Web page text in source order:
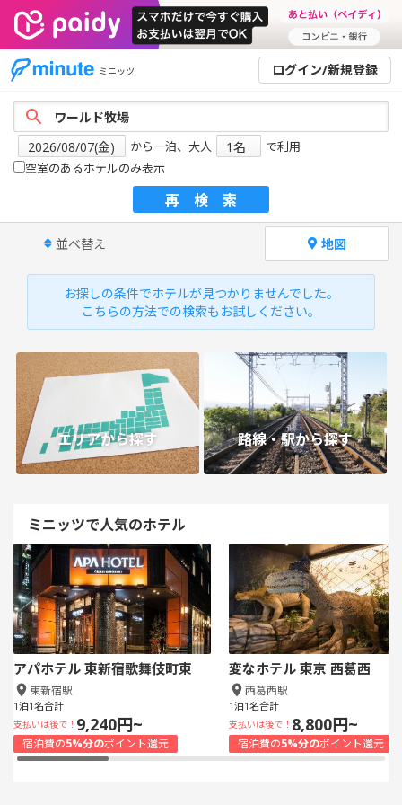
ミニッツ ログイン/新規登録
から一泊、大人
で利用
空室のあるホテルのみ表示
再検索
並べ替え 地図
お探しの条件でホテルが見つかりませんでした。
こちらの方法での検索もお試しください。
エリアから探す 路線・駅から探す
ミニッツで人気のホテル
アパホテル 東新宿歌舞伎町東
東新宿駅
1泊1名合計
支払いは後で！ 9,240円~
宿泊費の5%分のポイント還元
変なホテル 東京 西葛西
西葛西駅
1泊1名合計
支払いは後で！ 8,800円~
宿泊費の5%分のポイント還元